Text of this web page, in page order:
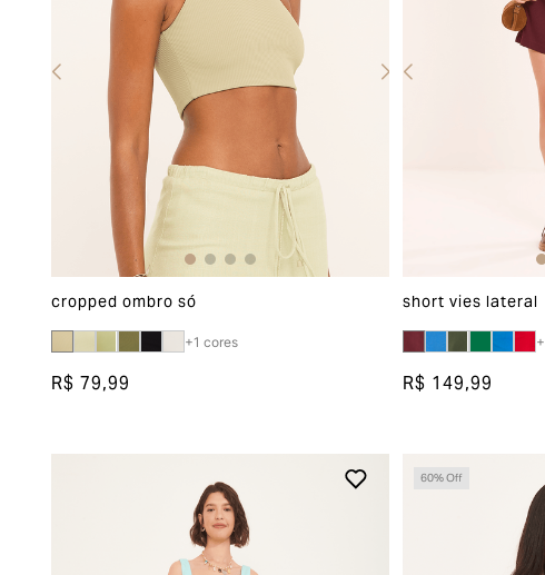
cropped ombro só
+1 cores
R$ 79,99
short vies lateral
+
R$ 149,99
60% Off